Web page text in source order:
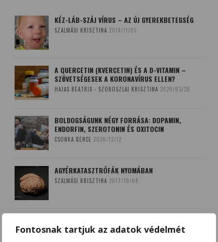
Fontosnak tartjuk az adatok védelmét
KÉZ-LÁB-SZÁJ VÍRUS – AZ ÚJ GYEREKBETEGSÉG
SZALMÁSI KRISZTINA 2014/11/05
A QUERCETIN (KVERCETIN) ÉS A D-VITAMIN –
SZÖVETSÉGESEK A KORONAVÍRUS ELLEN?
HAJAS BEATRIX - SZOBOSZLAI KRISZTINA 2020/03/20
BOLDOGSÁGUNK NÉGY FORRÁSA: DOPAMIN,
ENDORFIN, SZEROTONIN ÉS OXITOCIN
CSONKA BENCE 2020/12/12
AGYÉRKATASZTRÓFÁK NYOMÁBAN
SZALMÁSI KRISZTINA 2017/10/08
SZOBOSZLAI KRISZTINA 2018/03/15